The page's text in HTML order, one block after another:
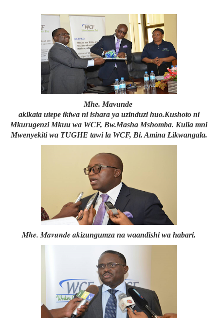
Mhe. Mavunde
akikata utepe ikiwa ni ishara ya uzinduzi huo.Kushoto ni
Mkurugenzi Mkuu wa WCF, Bw.Masha Mshomba. Kulia mni
Mwenyekiti wa TUGHE tawi la WCF, Bi. Amina Likwangala.
Mhe. Mavunde akizungumza na waandishi wa habari.